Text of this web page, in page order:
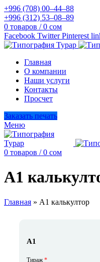
+996 (708) 00–44–88
+996 (312) 53–08–89
0 товаров / 0 сом
Facebook Twitter Pinterest
Главная
О компании
Наши услуги
Контакты
Просчет
Заказать печать
Меню
0 товаров / 0 сом
А1
Главная » А1 калькултор
А1
Тираж*